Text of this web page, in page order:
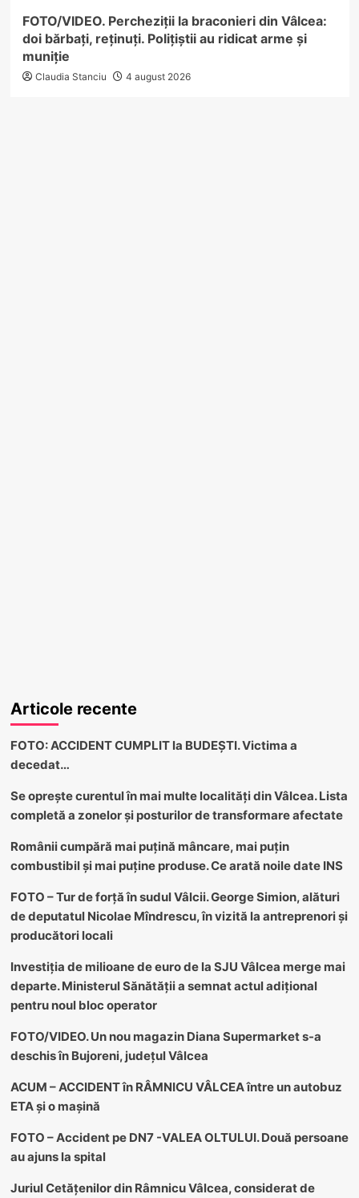
FOTO/VIDEO. Percheziții la braconieri din Vâlcea:
doi bărbați, reținuți. Polițiștii au ridicat arme și
muniție
Claudia Stanciu 4 august 2026
Articole recente
FOTO: ACCIDENT CUMPLIT la BUDEȘTI. Victima a
decedat…
Se oprește curentul în mai multe localități din Vâlcea. Lista
completă a zonelor și posturilor de transformare afectate
Românii cumpără mai puțină mâncare, mai puțin
combustibil și mai puține produse. Ce arată noile date INS
FOTO – Tur de forță în sudul Vâlcii. George Simion, alături
de deputatul Nicolae Mîndrescu, în vizită la antreprenori și
producători locali
Investiția de milioane de euro de la SJU Vâlcea merge mai
departe. Ministerul Sănătății a semnat actul adițional
pentru noul bloc operator
FOTO/VIDEO. Un nou magazin Diana Supermarket s-a
deschis în Bujoreni, județul Vâlcea
ACUM – ACCIDENT în RÂMNICU VÂLCEA între un autobuz
ETA și o mașină
FOTO – Accident pe DN7 -VALEA OLTULUI. Două persoane
au ajuns la spital
Juriul Cetățenilor din Râmnicu Vâlcea, considerat de